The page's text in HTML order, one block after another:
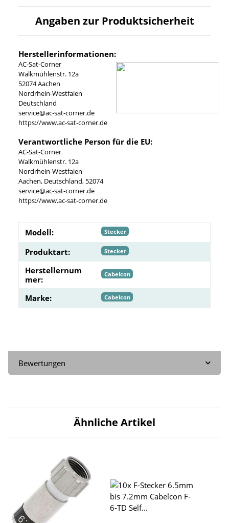
Angaben zur Produktsicherheit
Herstellerinformationen:
AC-Sat-Corner
Walkmühlenstr. 12a
52074 Aachen
Nordrhein-Westfalen
Deutschland
service@ac-sat-corner.de
https://www.ac-sat-corner.de
Verantwortliche Person für die EU:
AC-Sat-Corner
Walkmühlenstr. 12a
Nordrhein-Westfalen
Aachen, Deutschland, 52074
service@ac-sat-corner.de
https://www.ac-sat-corner.de
Modell: Stecker
Produktart: Stecker
Herstellernum
mer:
Cabelcon
Marke: Cabelcon
Bewertungen
Ähnliche Artikel